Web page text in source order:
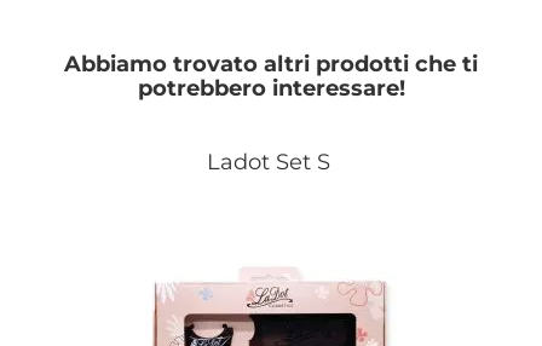
Abbiamo trovato altri prodotti che ti
potrebbero interessare!
Ladot Set S